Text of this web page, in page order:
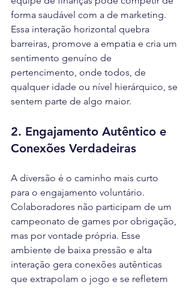
forma saudável com a de marketing.
Essa interação horizontal quebra
barreiras, promove a empatia e cria um
sentimento genuíno de
pertencimento, onde todos, de
qualquer idade ou nível hierárquico, se
sentem parte de algo maior.
2. Engajamento Autêntico e
Conexões Verdadeiras
A diversão é o caminho mais curto
para o engajamento voluntário.
Colaboradores não participam de um
campeonato de games por obrigação,
mas por vontade própria. Esse
ambiente de baixa pressão e alta
interação gera conexões autênticas
que extrapolam o jogo e se refletem